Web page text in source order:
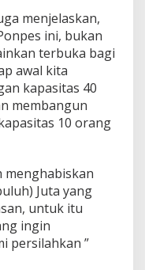
menjelaskan,
ini, bukan
terbuka bagi
awal kita
kapasitas 40
membangun
10 orang
menghabiskan
Juta yang
untuk itu
ingin
persilahkan ”